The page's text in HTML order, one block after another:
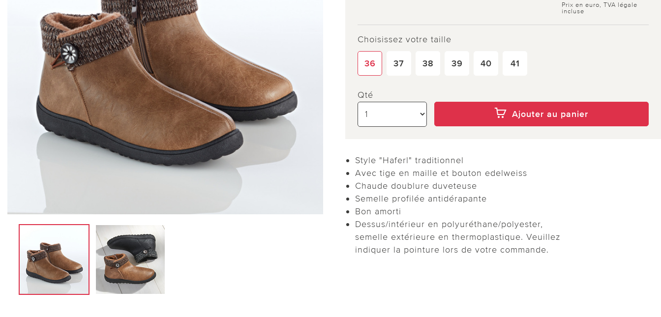
Prix en euro, TVA légale
incluse
Choisissez votre taille
36 37 38 39 40 41
Qté
Ajouter au panier
Style "Haferl" traditionnel
Avec tige en maille et bouton edelweiss
Chaude doublure duveteuse
Semelle profilée antidérapante
Bon amorti
Dessus/intérieur en polyuréthane/polyester,
semelle extérieure en thermoplastique. Veuillez
indiquer la pointure lors de votre commande.